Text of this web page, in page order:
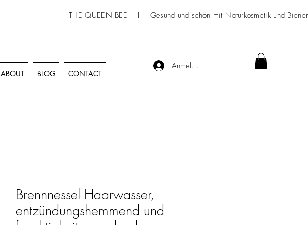
THE QUEEN BEE I Gesund und schön mit Naturkosmetikund
ABOUT BLOG CONTACT
Anmelden
Brennnessel Haarwasser,
entzündungshemmend und